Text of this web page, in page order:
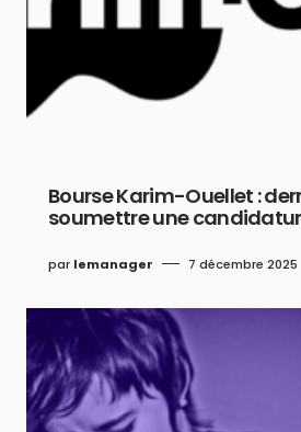
Bourse Karim-Ouellet :
soumettre une
par lemanager 7 décembre 2025